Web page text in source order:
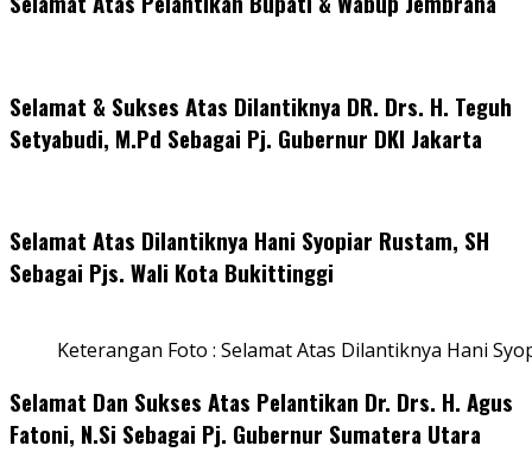
Selamat & Sukses Atas Dilantiknya DR. Drs. H. Teguh
Setyabudi, M.Pd Sebagai Pj. Gubernur DKI Jakarta
Selamat Atas Dilantiknya Hani Syopiar Rustam, SH
Sebagai Pjs. Wali Kota Bukittinggi
Keterangan Foto : Selamat Atas Dilantiknya Hani
Selamat Dan Sukses Atas Pelantikan Dr. Drs. H. Agus
Fatoni, N.Si Sebagai Pj. Gubernur Sumatera Utara